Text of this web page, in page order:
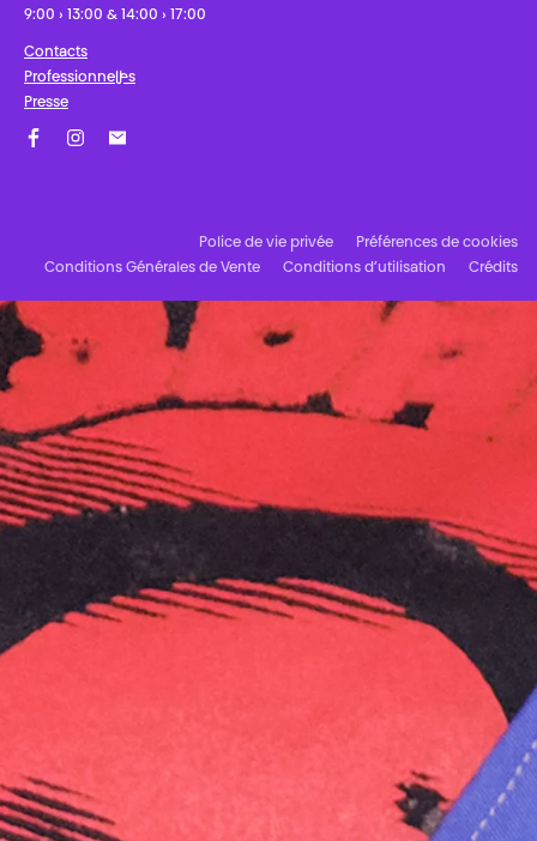
9:00 › 13:00 & 14:00 › 17:00
Contacts
Professionnel·les
Presse
Police de vie privée
Préférences de cookies
Conditions Générales de Vente
Conditions d’utilisation Crédits